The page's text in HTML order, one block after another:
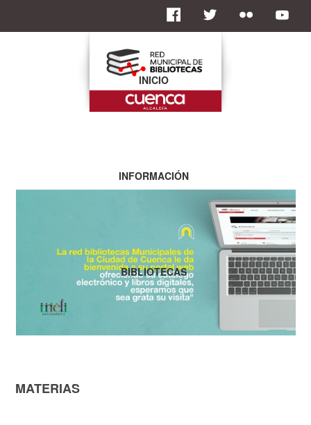
MATERIAS
INICIO
INFORMACIÓN
BIBLIOTECAS